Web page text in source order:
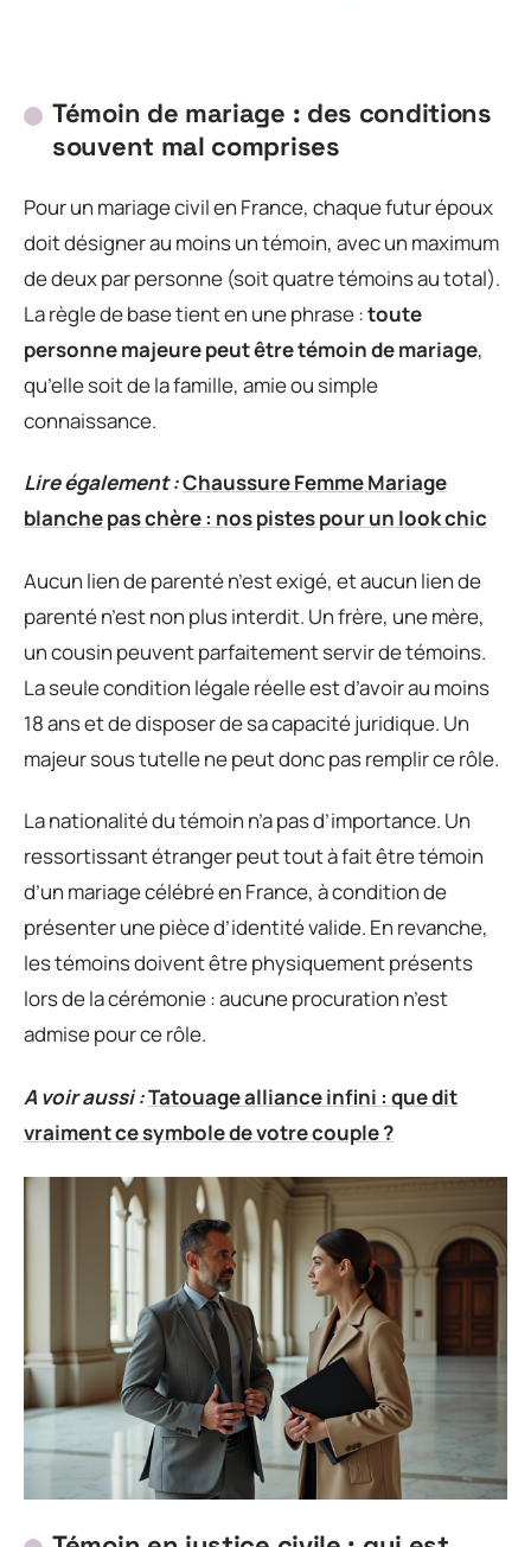
Témoin de mariage : des conditions
souvent mal comprises
Pour un mariage civil en France, chaque futur époux
doit désigner au moins un témoin, avec un maximum
de deux par personne (soit quatre témoins au total).
La règle de base tient en une phrase :toute
personne majeure peut être témoin de mariage,
qu’elle soit de la famille, amie ou simple
connaissance.
Lire également :Chaussure Femme Mariage
blanche pas chère : nos pistes pour un look chic
Aucun lien de parenté n’est exigé, et aucun lien de
parenté n’est non plus interdit. Un frère, une mère,
un cousin peuvent parfaitement servir de témoins.
La seule condition légale réelle est d’avoir au moins
18 ans et de disposer de sa capacité juridique. Un
majeur sous tutelle ne peut donc pas remplir ce rôle.
La nationalité du témoin n’a pas d’importance. Un
ressortissant étranger peut tout à fait être témoin
d’un mariage célébré en France, à condition de
présenter une pièce d’identité valide. En revanche,
les témoins doivent être physiquement présents
lors de la cérémonie : aucune procuration n’est
admise pour ce rôle.
A voir aussi :Tatouage alliance infini : que dit
vraiment ce symbole de votre couple ?